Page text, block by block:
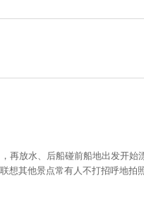
放水、后船碰前船地出发开始
其他景点常有人不打招呼地拍